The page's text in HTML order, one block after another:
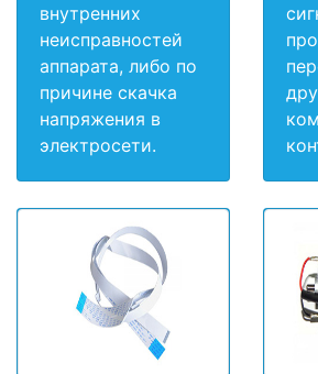
внутренних
неисправностей
аппарата, либо по
причине скачка
напряжения в
электросети.